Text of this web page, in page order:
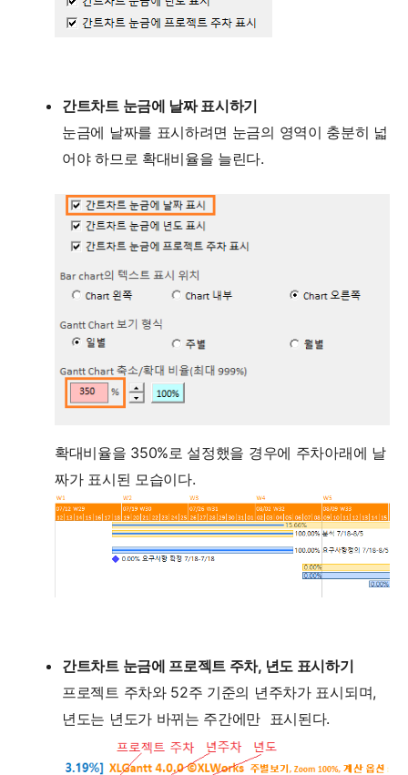
간트차트 눈금에 날짜 표시하기
눈금에 날짜를 표시하려면 눈금의 영역이 충분히 넓
어야 하므로 확대비율을 늘린다.
확대비율을 350%로 설정했을 경우에 주차아래에 날
짜가 표시된 모습이다.
간트차트 눈금에 프로젝트 주차, 년도 표시하기
프로젝트 주차와 52주 기준의 년주차가 표시되며,
년도는 년도가 바뀌는 주간에만 표시된다.